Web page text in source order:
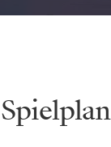
Spielplan